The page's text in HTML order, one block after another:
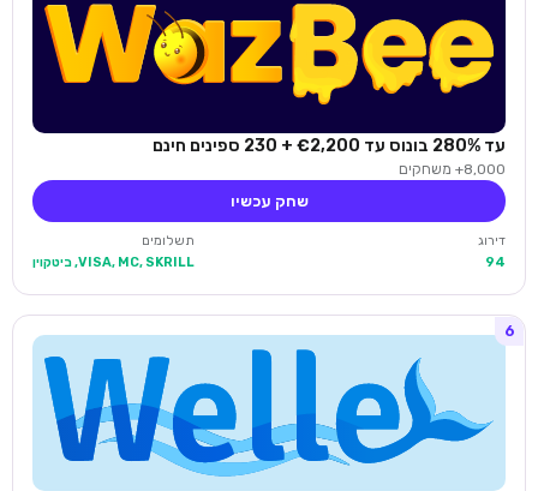
עד 280% בונוס עד €2,200 + 230 ספינים חינם
8,000+ משחקים
שחק עכשיו
דירוג
94
תשלומים
VISA, MC, SKRILL, ביטקוין
6